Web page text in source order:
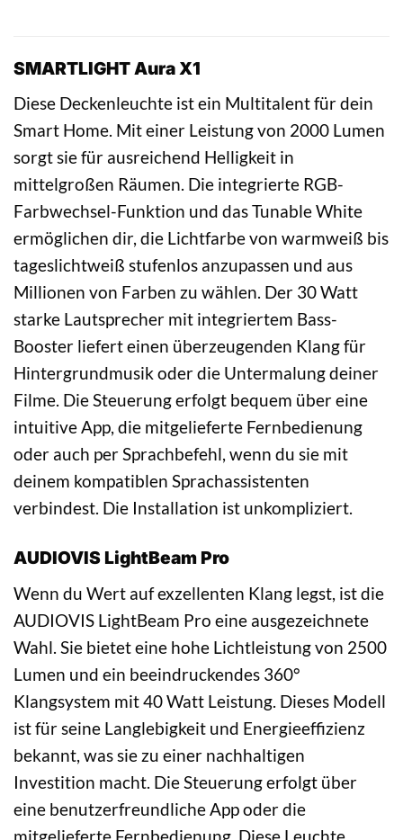
SMARTLIGHT Aura X1
Diese Deckenleuchte ist ein Multitalent für dein
Smart Home. Mit einer Leistung von 2000 Lumen
sorgt sie für ausreichend Helligkeit in
mittelgroßen Räumen. Die integrierte RGB-
Farbwechsel-Funktion und das Tunable White
ermöglichen dir, die Lichtfarbe von warmweiß bis
tageslichtweiß stufenlos anzupassen und aus
Millionen von Farben zu wählen. Der 30 Watt
starke Lautsprecher mit integriertem Bass-
Booster liefert einen überzeugenden Klang für
Hintergrundmusik oder die Untermalung deiner
Filme. Die Steuerung erfolgt bequem über eine
intuitive App, die mitgelieferte Fernbedienung
oder auch per Sprachbefehl, wenn du sie mit
deinem kompatiblen Sprachassistenten
verbindest. Die Installation ist unkompliziert.
AUDIOVIS LightBeam Pro
Wenn du Wert auf exzellenten Klang legst, ist die
AUDIOVIS LightBeam Pro eine ausgezeichnete
Wahl. Sie bietet eine hohe Lichtleistung von 2500
Lumen und ein beeindruckendes 360°
Klangsystem mit 40 Watt Leistung. Dieses Modell
ist für seine Langlebigkeit und Energieeffizienz
bekannt, was sie zu einer nachhaltigen
Investition macht. Die Steuerung erfolgt über
eine benutzerfreundliche App oder die
mitgelieferte Fernbedienung. Diese Leuchte